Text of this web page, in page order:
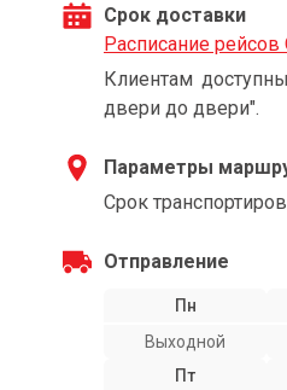
Срок доставки
Расписание
Клиентам
двери до двери".
Параметры
Срок
Отправление
Пн
Выходной
Пт